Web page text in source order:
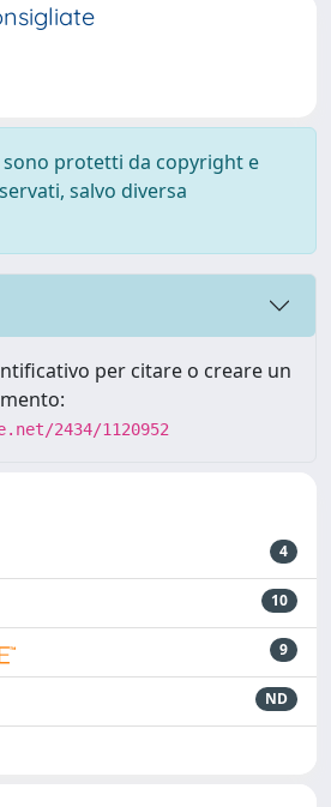
sono protetti da copyright e
salvo diversa
per citare o creare un
2434/1120952
4
10
9
ND